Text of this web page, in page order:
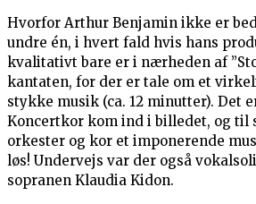
Hvorfor Arthur Benjamin ikke er
undre én, i hvert fald hvis hans
kvalitativt bare er i nærheden af
kantaten, for der er tale om et
stykke musik (ca. 12 minutter). Det er
Koncertkor kom ind i billedet, og til
orkester og kor et imponerende
løs! Undervejs var der også
sopranen Klaudia Kidon.